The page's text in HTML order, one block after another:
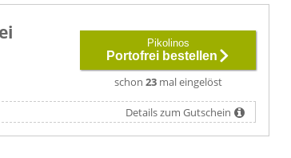
Pikolinos
Portofrei bestellen
schon 23mal eingelöst
Details zum Gutschein